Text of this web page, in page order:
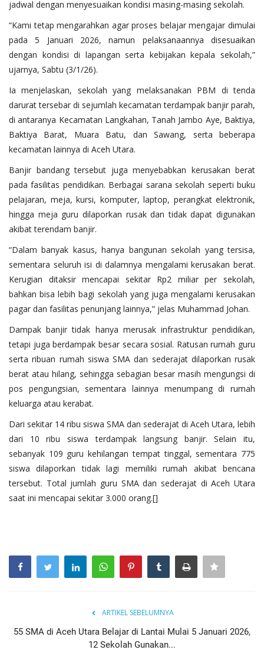
jadwal dengan menyesuaikan kondisi masing-masing sekolah.
“Kami tetap mengarahkan agar proses belajar mengajar dimulai
pada 5 Januari 2026, namun pelaksanaannya disesuaikan
dengan kondisi di lapangan serta kebijakan kepala sekolah,”
ujarnya, Sabtu (3/1/26).
Ia menjelaskan, sekolah yang melaksanakan PBM di tenda
darurat tersebar di sejumlah kecamatan terdampak banjir parah,
di antaranya Kecamatan Langkahan, Tanah Jambo Aye, Baktiya,
Baktiya Barat, Muara Batu, dan Sawang, serta beberapa
kecamatan lainnya di Aceh Utara.
Banjir bandang tersebut juga menyebabkan kerusakan berat
pada fasilitas pendidikan. Berbagai sarana sekolah seperti buku
pelajaran, meja, kursi, komputer, laptop, perangkat elektronik,
hingga meja guru dilaporkan rusak dan tidak dapat digunakan
akibat terendam banjir.
“Dalam banyak kasus, hanya bangunan sekolah yang tersisa,
sementara seluruh isi di dalamnya mengalami kerusakan berat.
Kerugian ditaksir mencapai sekitar Rp2 miliar per sekolah,
bahkan bisa lebih bagi sekolah yang juga mengalami kerusakan
pagar dan fasilitas penunjang lainnya,” jelas Muhammad Johan.
Dampak banjir tidak hanya merusak infrastruktur pendidikan,
tetapi juga berdampak besar secara sosial. Ratusan rumah guru
serta ribuan rumah siswa SMA dan sederajat dilaporkan rusak
berat atau hilang, sehingga sebagian besar masih mengungsi di
pos pengungsian, sementara lainnya menumpang di rumah
keluarga atau kerabat.
Dari sekitar 14 ribu siswa SMA dan sederajat di Aceh Utara, lebih
dari 10 ribu siswa terdampak langsung banjir. Selain itu,
sebanyak 109 guru kehilangan tempat tinggal, sementara 775
siswa dilaporkan tidak lagi memiliki rumah akibat bencana
tersebut. Total jumlah guru SMA dan sederajat di Aceh Utara
saat ini mencapai sekitar 3.000 orang.[]
ARTIKEL SEBELUMNYA
55 SMA di Aceh Utara Belajar di Lantai Mulai 5 Januari 2026,
12 Sekolah Gunakan...